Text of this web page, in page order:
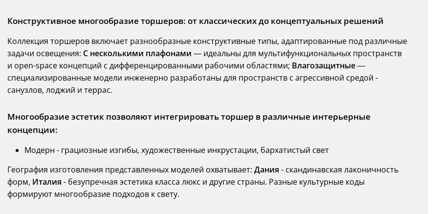
Конструктивное многообразие торшеров: от классических до концептуальных решений
Коллекция торшеров включает разнообразные конструктивные типы, адаптированные под различные
задачи освещения: С несколькими плафонами — идеальны для мультифункциональных пространств
и open-space концепций с дифференцированными рабочими областями; Влагозащитные—
специализированные модели инженерно разработаны для пространств с агрессивной средой -
санузлов, лоджий и террас.
Многообразие эстетик позволяют интегрировать торшер в различные интерьерные
концепции:
Модерн - грациозные изгибы, художественные инкрустации, бархатистый свет
География изготовления представленных моделей охватывает: Дания - скандинавская лаконичность
форм, Италия - безупречная эстетика класса люкс и другие страны. Разные культурные коды
формируют многообразие подходов к свету.